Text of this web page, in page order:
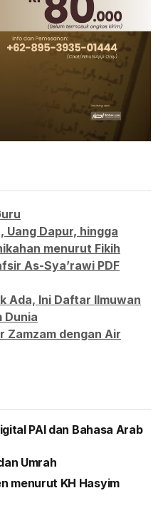
Uang Dapur, hingga
menurut Fikih
As-Sya’rawi PDF
Ada, Ini Daftar Ilmuwan
Dunia
Zamzam dengan Air
PAI dan Bahasa Arab
Umrah
menurut KH Hasyim